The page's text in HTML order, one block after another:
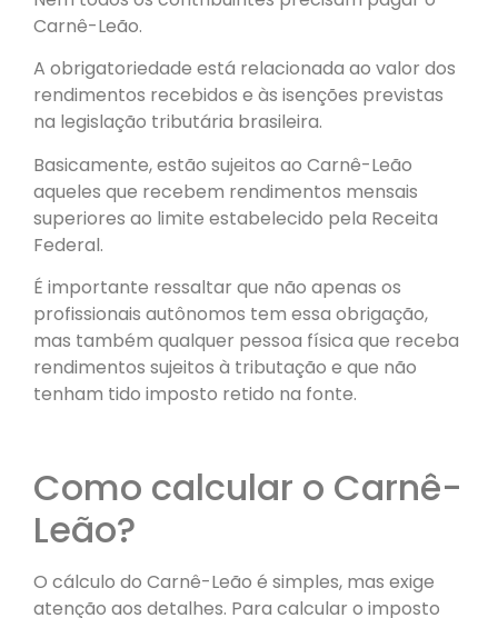
Carnê-Leão.
A obrigatoriedade está relacionada ao valor dos
rendimentos recebidos e às isenções previstas
na legislação tributária brasileira.
Basicamente, estão sujeitos ao Carnê-Leão
aqueles que recebem rendimentos mensais
superiores ao limite estabelecido pela Receita
Federal.
É importante ressaltar que não apenas os
profissionais autônomos tem essa obrigação,
mas também qualquer pessoa física que receba
rendimentos sujeitos à tributação e que não
tenham tido imposto retido na fonte.
Como calcular o Carnê-
Leão?
O cálculo do Carnê-Leão é simples, mas exige
atenção aos detalhes. Para calcular o imposto